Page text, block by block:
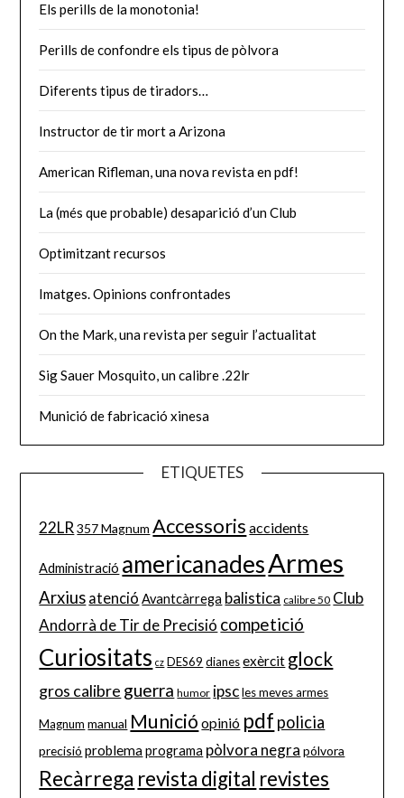
Els perills de la monotonia!
Perills de confondre els tipus de pòlvora
Diferents tipus de tiradors…
Instructor de tir mort a Arizona
American Rifleman, una nova revista en pdf!
La (més que probable) desaparició d’un Club
Optimitzant recursos
Imatges. Opinions confrontades
On the Mark, una revista per seguir l’actualitat
Sig Sauer Mosquito, un calibre .22lr
Munició de fabricació xinesa
ETIQUETES
22LR 357 Magnum Accessoris accidents
Administració americanadesArmes
Arxius atenció Avantcàrrega balistica calibre 50 Club
Andorrà de Tir de Precisió competició
Curiositats cz DES69 dianes exèrcit glock
gros calibre guerra humor ipsc les meves armes
Magnum manual Munició opinió pdf policia
precisió problema programa pòlvora negra pólvora
Recàrrega revista digital revistes